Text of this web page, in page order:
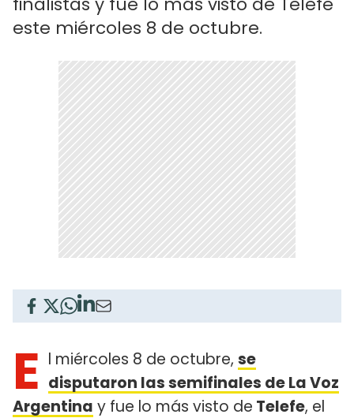
este miércoles 8 de octubre.
E l miércoles 8 de octubre, se
disputaron las semifinales de La Voz
Argentina y fue lo más visto de Telefe, el